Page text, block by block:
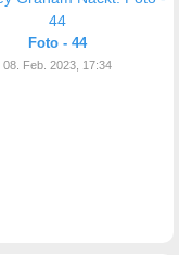
Foto - 44
08. Feb. 2023, 17:34